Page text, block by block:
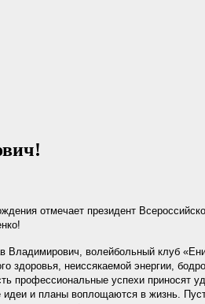
отмечает президент
Владимирович, волейбольный клуб
здоровья, неиссякаемой энергии,
профессиональные успехи приносят
идеи и планы воплощаются в жизнь.